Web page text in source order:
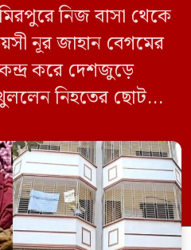
নিজ বাসা থেকে
নূর জাহান বেগমের
করে দেশজুড়ে
নিহতের ছোট
আশিকুর রহমান।
ছড়ানো বিভিন্ন তথ্যকে
বুধবার (৩ জুন)
তিনি এই […]